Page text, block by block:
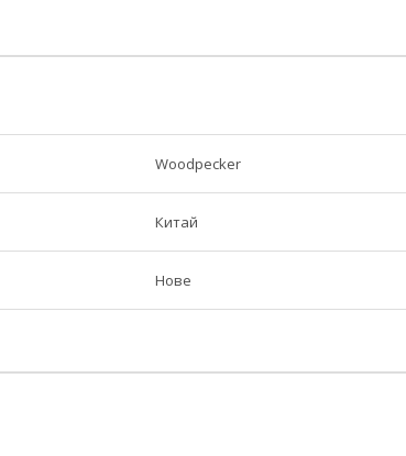
Woodpecker
Китай
Нове